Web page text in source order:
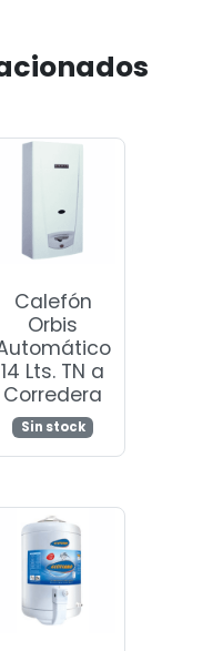
Calefón
Orbis
14 Lts. TN a
Corredera
Sin stock